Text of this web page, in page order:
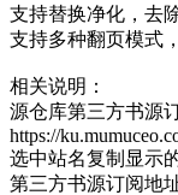
支持替换净化，去
支持多种翻页模式
相关说明：
源仓库第三方书源
https://
选中站名复制显示
第三方书源订阅地